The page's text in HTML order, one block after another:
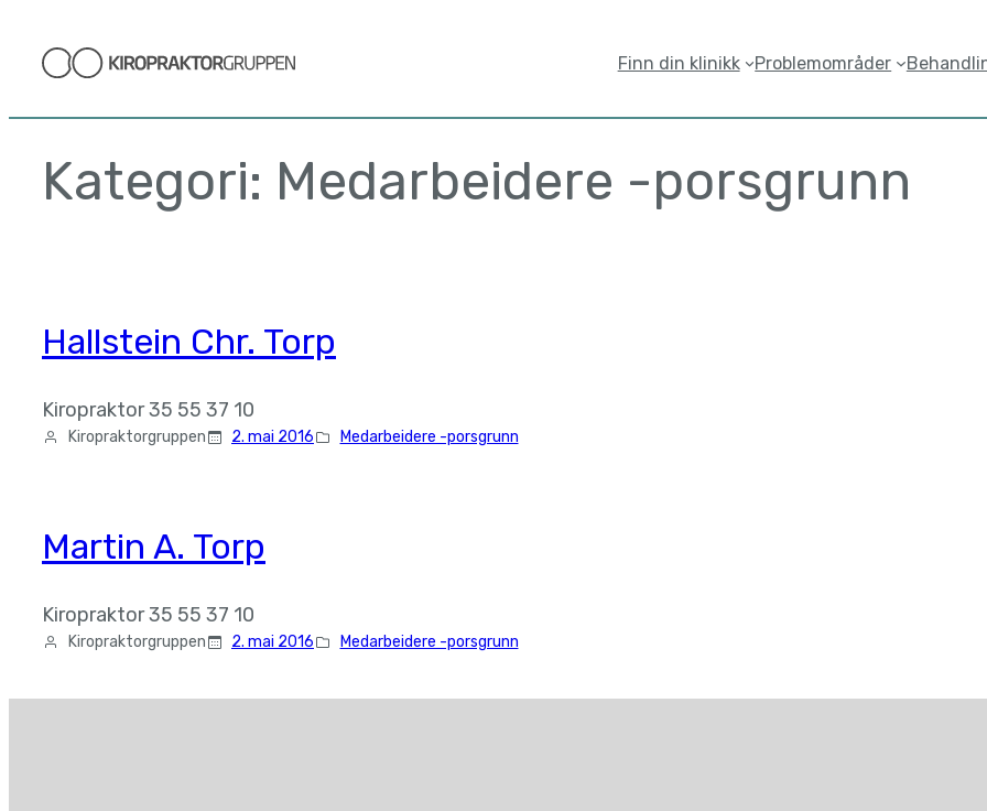
innhold
Finn din klinikk Problemområder
Kategori: Medarbeidere -porsgrunn
Hallstein Chr. Torp
Kiropraktor 35 55 37 10
Kiropraktorgruppen 2. mai 2016 Medarbeidere -porsgrunn
Martin A. Torp
Kiropraktor 35 55 37 10
Kiropraktorgruppen 2. mai 2016 Medarbeidere -porsgrunn